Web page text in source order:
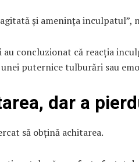
și amenința inculpatul”,
au concluzionat că reacția
puternice tulburări sau
dar a
să obțină achitarea.